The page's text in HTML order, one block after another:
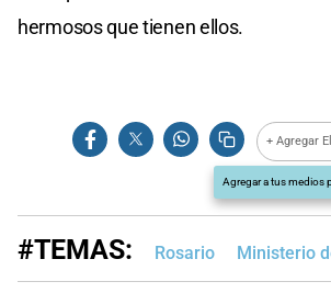
hermosos que tienen ellos.
+ Agregar
Agregar a tus medios
#TEMAS: Rosario Ministerio